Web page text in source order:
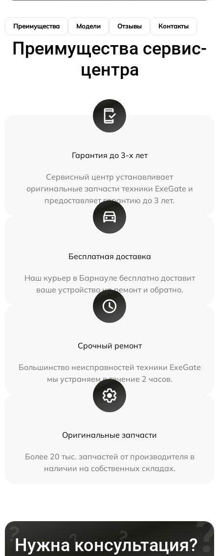
Преимущества Модели Отзывы Контакты
Преимущества сервис-
центра
Гарантия до 3-х лет
Сервисный центр устанавливает
оригинальные запчасти техники ExeGate и
предоставляет гарантию до 3 лет.
Бесплатная доставка
Наш курьер в Барнауле бесплатно доставит
ваше устройство на ремонт и обратно.
Срочный ремонт
Большинство неисправностей техники ExeGate
мы устраняем в течение 2 часов.
Оригинальные запчасти
Более 20 тыс. запчастей от производителя в
наличии на собственных складах.
Нужна консультация?